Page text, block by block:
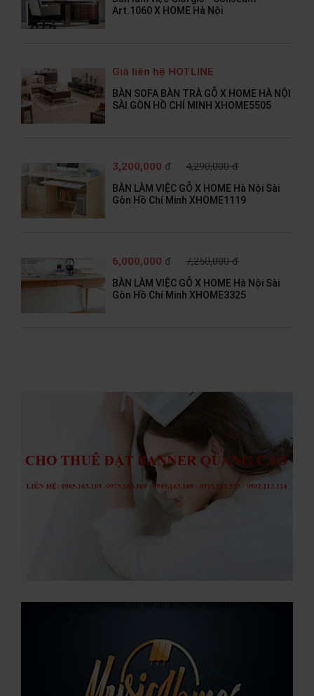
Art.1060 X HOME Hà Nội
Giá liên hệ HOTLINE
BÀN SOFA BÀN TRÀ GỖ X HOME HÀ NỘI
SÀI GÒN HỒ CHÍ MINH XHOME5505
3,200,000 đ 4,290,000 đ
BÀN LÀM VIỆC GỖ X HOME Hà Nội Sài
Gòn Hồ Chí Minh XHOME1119
6,000,000 đ 7,250,000 đ
BÀN LÀM VIỆC GỖ X HOME Hà Nội Sài
Gòn Hồ Chí Minh XHOME3325